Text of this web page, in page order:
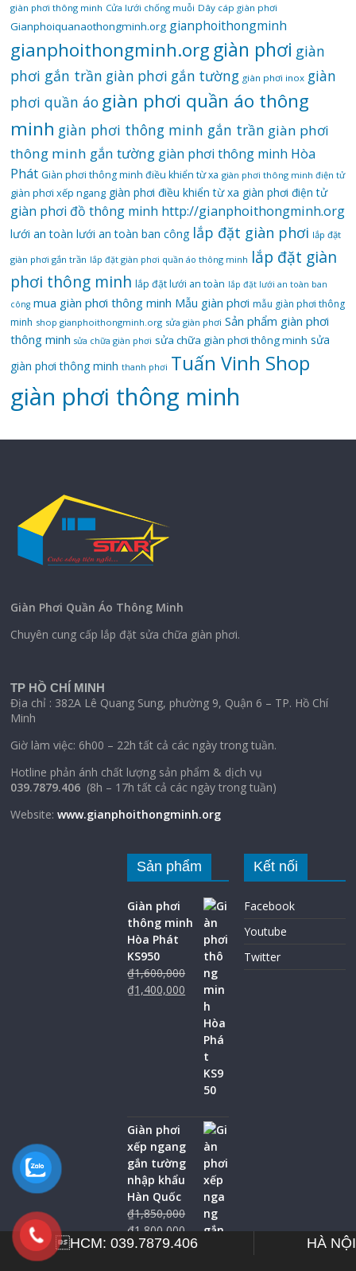
giàn phơi thông minh Cửa lưới chống muỗi Dây cáp giàn phơi
Gianphoiquanaothongminh.org gianphoithongminh
gianphoithongminh.org giàn phơi giàn
phơi gắn trần giàn phơi gắn tường giàn phơi inox giàn
phơi quần áo giàn phơi quần áo thông
minh giàn phơi thông minh gắn trần giàn phơi
thông minh gắn tường giàn phơi thông minh Hòa
Phát Giàn phơi thông minh điều khiển từ xa giàn phơi thông minh điện tử
giàn phơi xếp ngang giàn phơi điều khiển từ xa giàn phơi điện tử
giàn phơi đồ thông minh http://gianphoithongminh.org
lưới an toàn lưới an toàn ban công lắp đặt giàn phơi lắp đặt
giàn phơi gắn trần lắp đặt giàn phơi quần áo thông minh lắp đặt giàn
phơi thông minh lắp đặt lưới an toàn lắp đặt lưới an toàn ban
công mua giàn phơi thông minh Mẫu giàn phơi mẫu giàn phơi thông
minh shop gianphoithongminh.org sửa giàn phơi Sản phẩm giàn phơi
thông minh sửa chữa giàn phơi sửa chữa giàn phơi thông minh sửa
giàn phơi thông minh thanh phơi Tuấn Vinh Shop
‌giàn‌ ‌phơi‌ ‌thông‌ ‌minh
Giàn Phơi Quần Áo Thông Minh
Chuyên cung cấp lắp đặt sửa chữa giàn phơi.
TP HỒ CHÍ MINH
Địa chỉ : 382A Lê Quang Sung, phường 9, Quận 6 – TP. Hồ Chí
Minh
Giờ làm việc: 6h00 – 22h tất cả các ngày trong tuần.
Hotline phản ánh chất lượng sản phẩm & dịch vụ
039.7879.406 (8h – 17h tất cả các ngày trong tuần)
Website:www.gianphoithongminh.org
HCM: 039.7879.406 HÀ
Sản phẩm
Giàn phơi
thông minh
Hòa Phát
KS950
₫1,600,000
₫1,400,000
Giàn phơi
xếp ngang
gắn tường
nhập khẩu
Hàn Quốc
₫1,850,000
₫1,800,000
Kết nối
Facebook
Youtube
Twitter